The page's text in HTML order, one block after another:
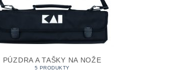
PÚZDRA A TAŠKY NA NOŽE
5 PRODUKTY